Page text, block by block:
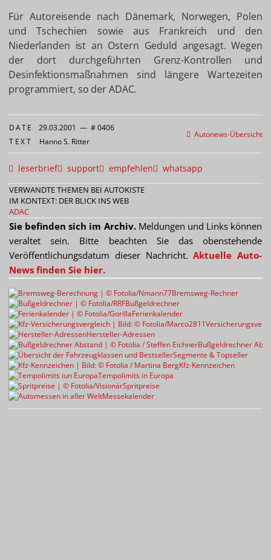
Für Autoreisende nach Dänemark, Norwegen, Polen
und Tschechien sowie aus Frankreich und den
Niederlanden ist an Ostern Geduld angesagt. Wegen
der dort durchgeführten Grenz-Kontrollen und
Desinfektionsmaßnahmen sind längere Wartezeiten
programmiert, so der ADAC.
Autonews-Übersicht
DATE 29.03.2001 — # 0406
TEXT Hanno S. Ritter
leserbrief support empfehlen whatsapp
VERWANDTE THEMEN BEI AUTOKISTE
IM KONTEXT: DER BLICK INS WEB
ADAC
Sie befinden sich im Archiv.Meldungen und Links können
veraltet sein. Bitte beachten Sie das obenstehende
Veröffentlichungsdatum dieser Nachricht.Aktuelle Auto-
News finden Sie hier.
Bremsweg-Rechner
Bußgeldrechner
Ferienkalender
Hersteller-Adressen
Bußgeldrechner
Segmente & Topseller
Kfz-Kennzeichen
Tempolimits in Europa
Spritpreise
Messekalender